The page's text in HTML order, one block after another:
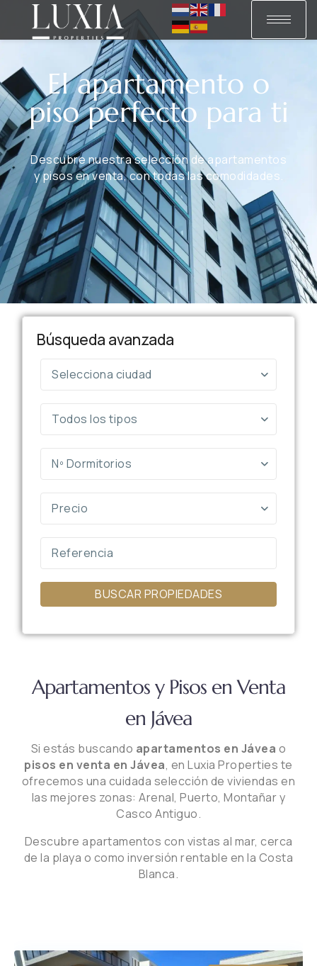
El apartamento o
piso perfecto para ti
Descubre nuestra selección de apartamentos
y pisos en venta, con todas las comodidades.
Búsqueda avanzada
Selecciona ciudad
Todos los tipos
Nº Dormitorios
Precio
BUSCAR PROPIEDADES
Apartamentos y Pisos en Venta
en Jávea
Si estás buscando apartamentos en Jávea o
pisos en venta en Jávea, en Luxia Properties te
ofrecemos una cuidada selección de viviendas en
las mejores zonas: Arenal, Puerto, Montañar y
Casco Antiguo.
Descubre apartamentos con vistas al mar, cerca
de la playa o como inversión rentable en la Costa
Blanca.